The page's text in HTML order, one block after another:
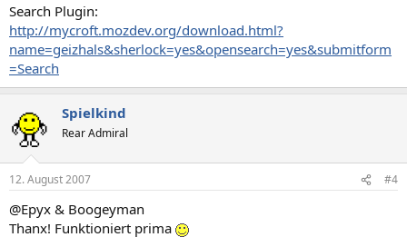
Search Plugin:
http://mycroft.mozdev.org/download.html?
name=geizhals&sherlock=yes&opensearch=yes&submitform
=Search
Spielkind
Rear Admiral
12. August 2007 #4
@Epyx & Boogeyman
Thanx! Funktioniert prima